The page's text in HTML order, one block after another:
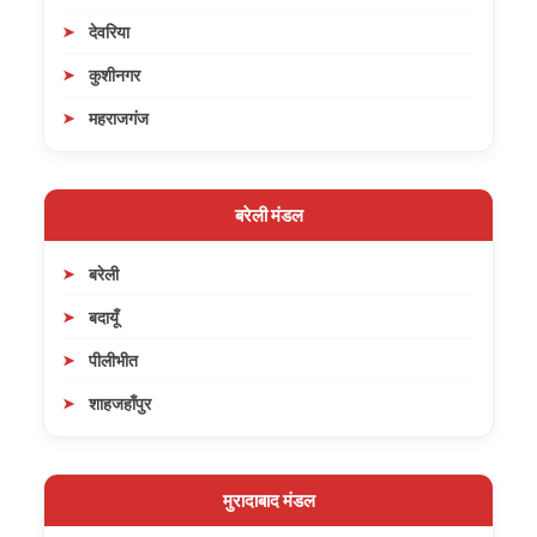
देवरिया
कुशीनगर
महराजगंज
बरेली मंडल
बरेली
बदायूँ
पीलीभीत
शाहजहाँपुर
मुरादाबाद मंडल